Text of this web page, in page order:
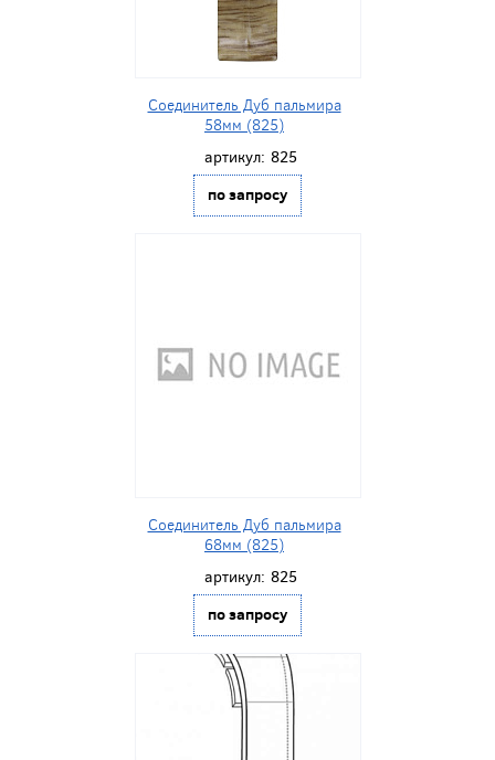
Соединитель Дуб пальмира
58мм (825)
артикул: 825
по запросу
Соединитель Дуб пальмира
68мм (825)
артикул: 825
по запросу